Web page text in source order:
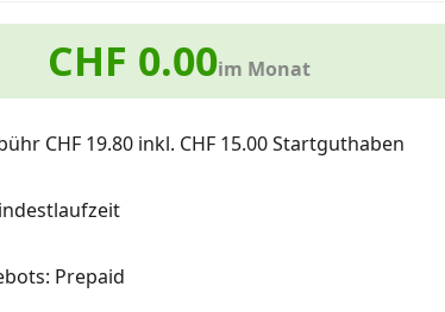
CHF 0.00im Monat
CHF 19.80 inkl. CHF 15.00 Startguthaben
Prepaid